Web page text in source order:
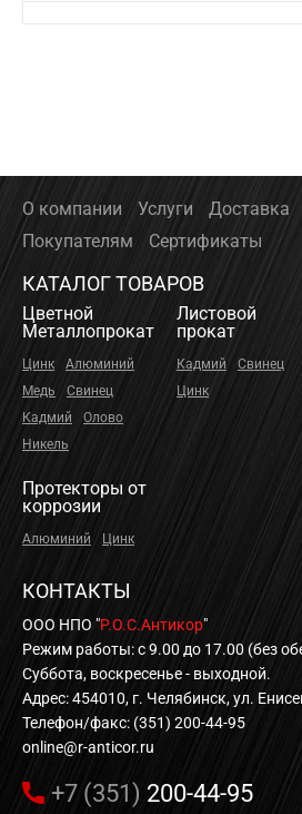
О компании Услуги Доставка
Покупателям
Сертификаты
КАТАЛОГ ТОВАРОВ
Цветной
Металлопрокат
Цинк
Алюминий
Медь
Свинец
Кадмий
Олово
Никель
Листовой
прокат
Кадмий
Свинец
Цинк
Протекторы от
коррозии
Алюминий Цинк
КОНТАКТЫ
ООО НПО "Р.О.С.Антикор"
Режим работы: с 9.00 до 17.00 (без
Суббота, воскресенье - выходной.
Адрес: 454010, г. Челябинск, ул.
Телефон/факс: (351) 200-44-95
online@r-anticor.ru
+7 (351) 200-44-95